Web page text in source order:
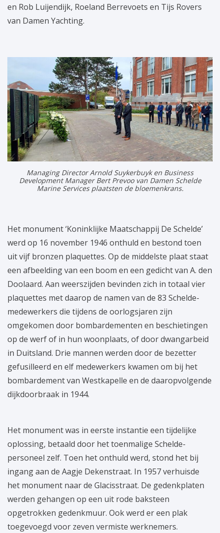
en Rob Luijendijk, Roeland Berrevoets en Tijs Rovers
van Damen Yachting.
Managing Director Arnold Suykerbuyk en Business
Development Manager Bert Prevoo van Damen Schelde
Marine Services plaatsten de bloemenkrans.
Het monument ‘Koninklijke Maatschappij De Schelde’
werd op 16 november 1946 onthuld en bestond toen
uit vijf bronzen plaquettes. Op de middelste plaat staat
een afbeelding van een boom en een gedicht van A. den
Doolaard. Aan weerszijden bevinden zich in totaal vier
plaquettes met daarop de namen van de 83 Schelde-
medewerkers die tijdens de oorlogsjaren zijn
omgekomen door bombardementen en beschietingen
op de werf of in hun woonplaats, of door dwangarbeid
in Duitsland. Drie mannen werden door de bezetter
gefusilleerd en elf medewerkers kwamen om bij het
bombardement van Westkapelle en de daaropvolgende
dijkdoorbraak in 1944.
Het monument was in eerste instantie een tijdelijke
oplossing, betaald door het toenmalige Schelde-
personeel zelf. Toen het onthuld werd, stond het bij
ingang aan de Aagje Dekenstraat. In 1957 verhuisde
het monument naar de Glacisstraat. De gedenkplaten
werden gehangen op een uit rode baksteen
opgetrokken gedenkmuur. Ook werd er een plak
toegevoegd voor zeven vermiste werknemers.